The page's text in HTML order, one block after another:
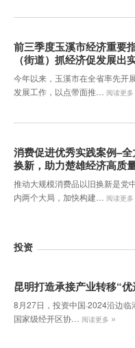
前三季度玉溪市经济重要
（街道）抓经济促发展出
今年以来，玉溪市在全省率先开
发展工作，以点带面推…
阅读更多
消费促进优秀实践案例–
换新，助力楚雄经济高质
推动大规模消费品以旧换新是党
内两个大局，加快构建…
阅读更多
投资
昆明打造承接产业转移“优
8月27日，投资中国·2024沿边
国家级经开区协…
阅读更多 »